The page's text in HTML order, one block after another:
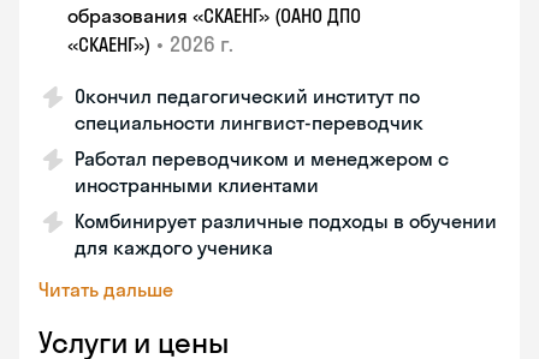
образования «СКАЕНГ» (ОАНО ДПО
«СКАЕНГ») • 2026 г.
Окончил педагогический институт по
специальности лингвист-переводчик
Работал переводчиком и менеджером с
иностранными клиентами
Комбинирует различные подходы в обучении
для каждого ученика
Читать дальше
Услуги и цены